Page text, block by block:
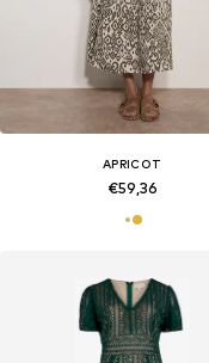
APRICOT
€59,36